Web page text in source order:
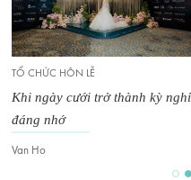
XÂY DỰNG TÌNH CẢM
Giữ Lửa Sau Tuần Trăng Mật
Van Ho